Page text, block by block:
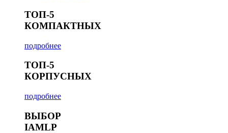
ТОП-5
КОМПАКТНЫХ
подробнее
ТОП-5
КОРПУСНЫХ
подробнее
ВЫБОР
IAMLP